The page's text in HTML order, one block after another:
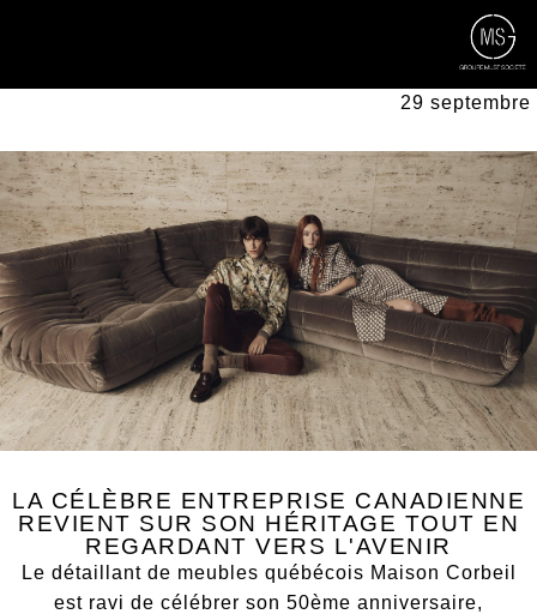
MAISON CORBEIL
29 septembre
LA CÉLÈBRE ENTREPRISE CANADIENNE
REVIENT SUR SON HÉRITAGE TOUT EN
REGARDANT VERS L'AVENIR
Le détaillant de meubles québécois Maison Corbeil
est ravi de célébrer son 50ème anniversaire,